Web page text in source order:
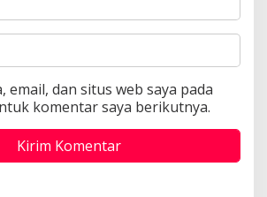
email, dan situs web saya pada
komentar saya berikutnya.